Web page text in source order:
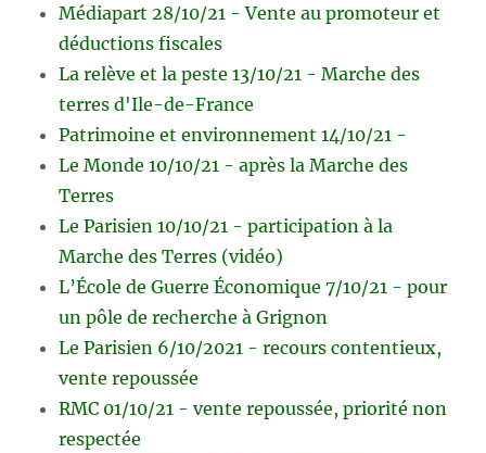
Médiapart 28/10/21 - Vente au promoteur et
déductions fiscales
La relève et la peste 13/10/21 - Marche des
terres d'Ile-de-France
Patrimoine et environnement 14/10/21 -
Le Monde 10/10/21 - après la Marche des
Terres
Le Parisien 10/10/21 - participation à la
Marche des Terres (vidéo)
L’École de Guerre Économique 7/10/21 - pour
un pôle de recherche à Grignon
Le Parisien 6/10/2021 - recours contentieux,
vente repoussée
RMC 01/10/21 - vente repoussée, priorité non
respectée